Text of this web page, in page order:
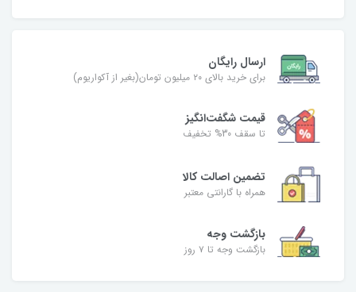
ارسال رایگان
برای خرید بالای ۲۰ میلیون تومان(بغیر از آکواریوم)
قیمت شگفت‌انگیز
تا سقف 30% تخفیف
تضمین اصالت کالا
همراه با گارانتی معتبر
بازگشت وجه
بازگشت وجه تا ۷ روز